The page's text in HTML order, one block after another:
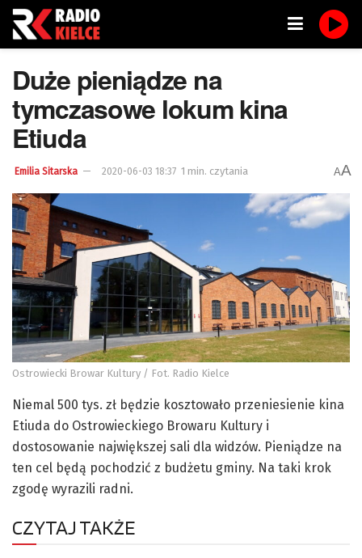
Duże pieniądze na
tymczasowe lokum kina
Etiuda
Emilia Sitarska 2020-06-03 18:37 1 min. czytania AA
Ostrowiecki Browar Kultury / Fot. Radio Kielce
Niemal 500 tys. zł będzie kosztowało przeniesienie kina
Etiuda do Ostrowieckiego Browaru Kultury i
dostosowanie największej sali dla widzów. Pieniądze na
ten cel będą pochodzić z budżetu gminy. Na taki krok
zgodę wyrazili radni.
CZYTAJ TAKŻE